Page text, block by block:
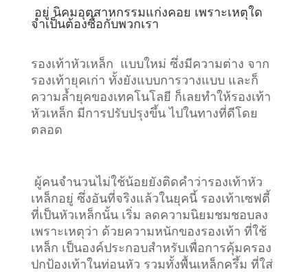
อยู่ นิคมอุตสาหกรรมแก่งคอย เพราะเหตุใด
จำเป็นต้องซื้อกับพวกเรา
รองเท้าหัวเหล็ก แบบใหม่ ซึ่งมีความต่าง จาก
รองเท้ายุคเก่า ทั้งยังแบบการวางแบบ และก็
ความล้ำยุคของเทคโนโลยี ก็เลยทำให้รองเท้า
หัวเหล็ก มีการปรับปรุงขึ้น ไปในทางที่ดีโดย
ตลอด
ผู้คนจำนวนไม่ใช้น้อยยังติดคำว่ารองเท้าหัว
เหล็กอยู่ ซึ่งอันที่จริงแล้วในยุคนี้ รองเท้าเซฟตี้
ที่เป็นหัวเหล็กนั้น เริ่ม ลดความนิยมชมชอบลง
เพราะเหตุว่า ด้วยความหนักของรองเท้า ที่ใช้
เหล็ก เป็นองค์ประกอบสำหรับเพื่อการคุ้มครอง
ปกป้องเท้าในท่อนหัว รวมทั้งพื้นเหล็กครึ้ม ที่ใส่